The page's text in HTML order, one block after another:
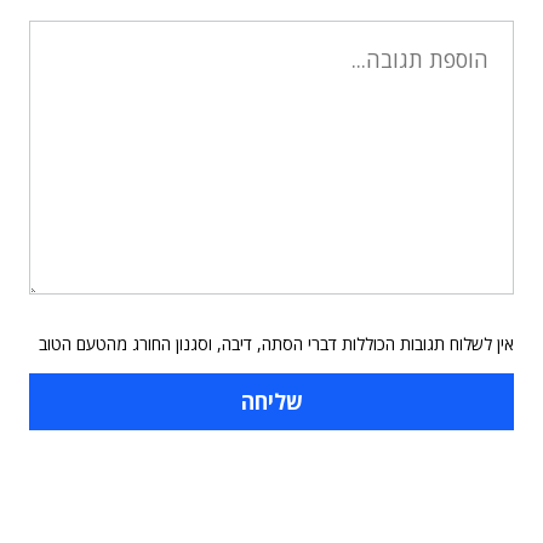
אין לשלוח תגובות הכוללות דברי הסתה, דיבה, וסגנון החורג מהטעם הטוב